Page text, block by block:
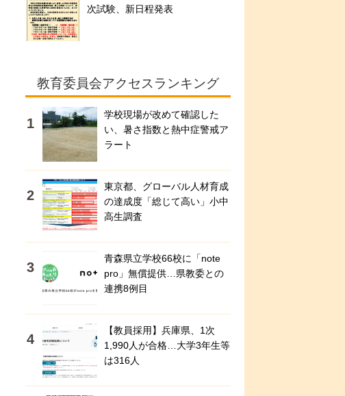
次試験、新日程発表
教育委員会アクセスランキング
学校現場が改めて確認した
い、暑さ指数と熱中症警戒ア
ラート
東京都、グローバル人材育成
の達成度「総じて高い」小中
高生調査
青森県立学校66校に「note
pro」無償提供…県教委との
連携8例目
【教員採用】兵庫県、1次
1,990人が合格…大学3年生等
は316人